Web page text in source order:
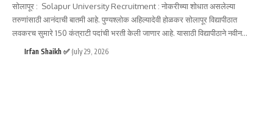
सोलापूर : Solapur University Recruitment : नोकरीच्या शोधात असलेल्या
तरुणांसाठी आनंदाची बातमी आहे. पुण्यश्लोक अहिल्यादेवी होळकर सोलापूर विद्यापीठात
लवकरच सुमारे 150 कंत्राटी पदांची भरती केली जाणार आहे. यासाठी विद्यापीठाने नवीन…
Irfan Shaikh ✅ July 29, 2026